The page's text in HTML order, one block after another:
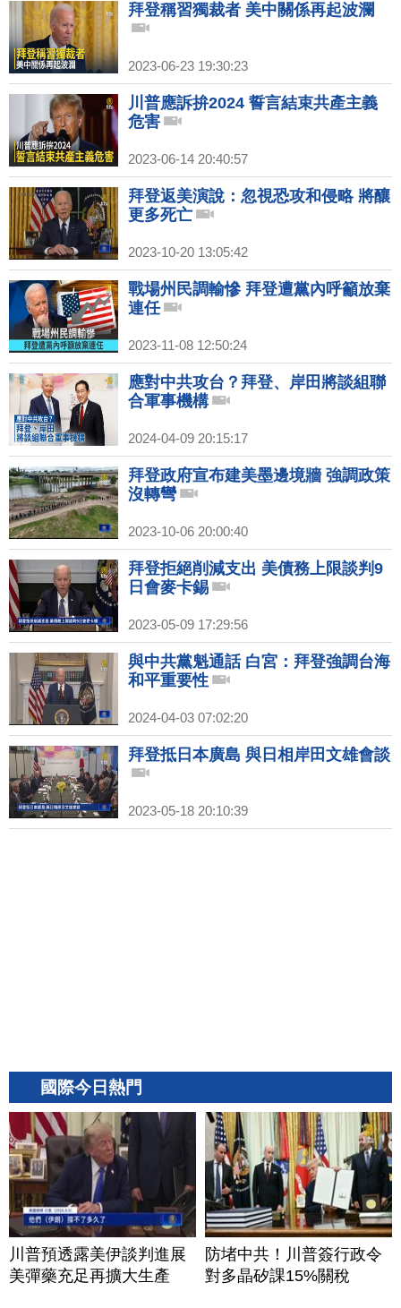
拜登稱習獨裁者 美中關係再起波瀾
2023-06-23 19:30:23
川普應訴拚2024 誓言結束共產主義
危害
2023-06-14 20:40:57
拜登返美演說：忽視恐攻和侵略 將釀
更多死亡
2023-10-20 13:05:42
戰場州民調輸慘 拜登遭黨內呼籲放棄
連任
2023-11-08 12:50:24
應對中共攻台？拜登、岸田將談組聯
合軍事機構
2024-04-09 20:15:17
拜登政府宣布建美墨邊境牆 強調政策
沒轉彎
2023-10-06 20:00:40
拜登拒絕削減支出 美債務上限談判9
日會麥卡錫
2023-05-09 17:29:56
與中共黨魁通話 白宮：拜登強調台海
和平重要性
2024-04-03 07:02:20
拜登抵日本廣島 與日相岸田文雄會談
2023-05-18 20:10:39
國際今日熱門
川普預透露美伊談判進展
美彈藥充足再擴大生產
防堵中共！川普簽行政令
對多晶矽課15%關稅